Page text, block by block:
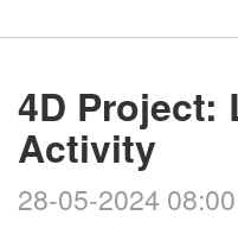
4D Project:
Activity
28-05-2024 08:00